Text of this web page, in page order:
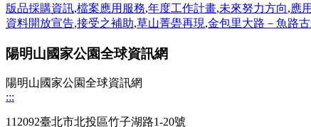
版品採購資訊,檔案應用服務,年度工作計畫,未來努力方向,應
資料開放宣告,接受之補助,草山菁礐再現,金包里大路－魚路
陽明山國家公園全球資訊網
陽明山國家公園全球資訊網
:::
112092臺北市北投區竹子湖路1-20號